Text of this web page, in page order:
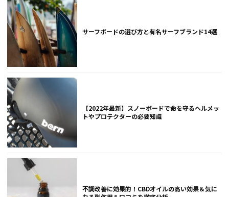
サーフボードの選び方と有名サーフブランド14選
【2022年最新】スノーボードで命を守るヘルメッ
トやプロテクターの必要知識
不調改善に効果的！CBDオイルの高い効果＆気に